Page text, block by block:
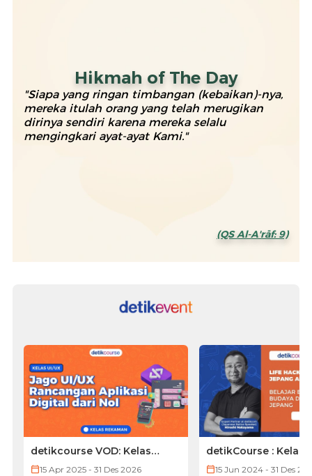
Hikmah of The Day
"Siapa yang ringan timbangan (kebaikan)-nya,
mereka itulah orang yang telah merugikan
dirinya sendiri karena mereka selalu
mengingkari ayat-ayat Kami."
(QS Al-A'rāf: 9)
detikcourse VOD: Kelas
UI/UX
15 Apr 2025 - 31 Des 2026
detikCourse : Kelas
Jepang (VOD ONLY)
15 Jun 2024 - 31 Des